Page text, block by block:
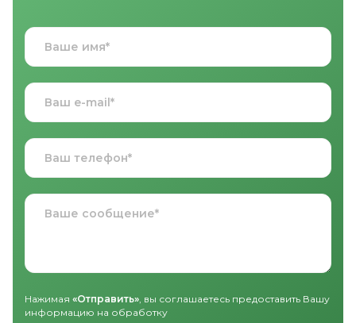
Нажимая «Отправить» , вы соглашаетесь предоставить Вашу
информацию на обработку